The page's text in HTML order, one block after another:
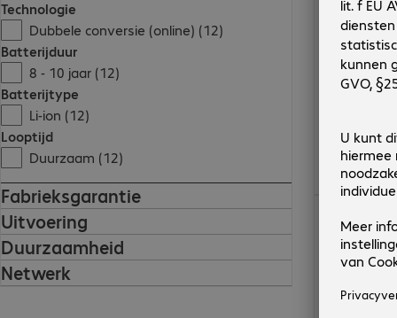
Technologie
Dubbele conversie (online) (12)
Batterijduur
8 - 10 jaar (12)
Batterijtype
Li-ion (12)
Looptijd
Duurzaam (12)
Fabrieksgarantie
Uitvoering
Duurzaamheid
Netwerk